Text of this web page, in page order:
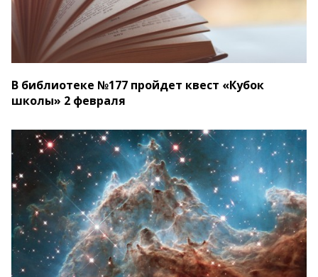
В библиотеке №177 пройдет квест «Кубок
школы» 2 февраля